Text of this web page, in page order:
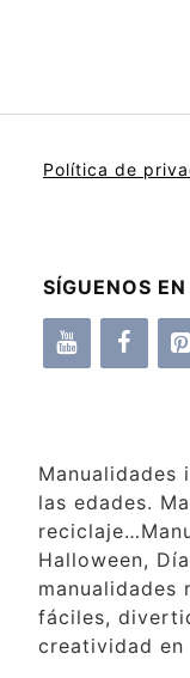
Política de
SÍGUENOS
Manualidades
las edades.
Halloween,
manualidades
fáciles,
creatividad en